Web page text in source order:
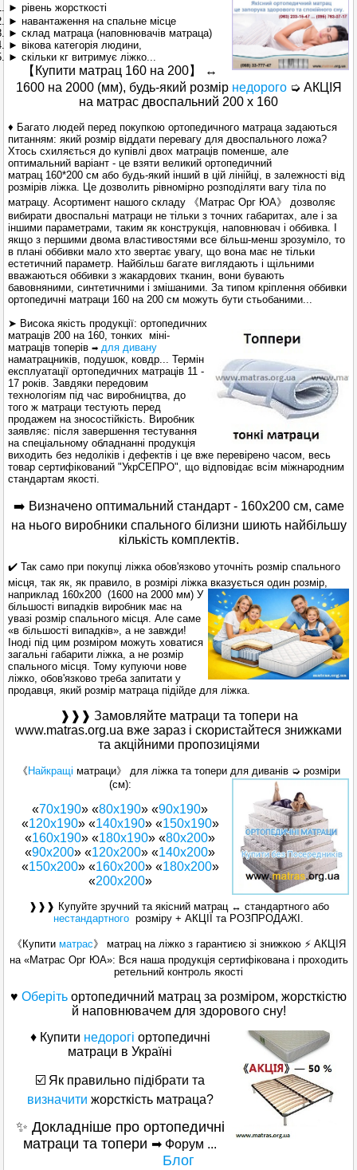
► рівень жорсткості
► навантаження на спальне місце
► склад матраца (наповнювачів матраца)
► вікова категорія людини,
► скільки кг витримує ліжко...
【 Купити матрац 160 на 200】
↔
1600 на 2000 (мм), будь-який розмір недорого➭ АКЦІЯ
на матрас двоспальний 200 х 160
♦ Багато людей перед покупкою ортопедичного матраца задаються
питанням: який розмір віддати перевагу для двоспального ложа?
Хтось схиляється до купівлі двох матраців поменше, але
оптимальний варіант - це взяти великий ортопедичний
матрац 160*200 см або будь-який інший в цій лінійці, в залежності від
розмірів ліжка. Це дозволить рівномірно розподіляти вагу тіла по
матрацу. Асортимент нашого складу
《 Матрас Орг ЮА》
дозволяє
вибирати двоспальні матраци не тільки з точних габаритах, але і за
іншими параметрами, таким як конструкція, наповнювач і оббивка. І
якщо з першими двома властивостями все більш-менш зрозуміло, то
в плані оббивки мало хто звертає увагу, що вона має не тільки
естетичний параметр. Найбільш багате виглядають і щільними
вважаються оббивки з жакардових тканин, вони бувають
бавовняними, синтетичними і змішаними. За типом кріплення оббивки
ортопедичні матраци 160 на 200 см можуть бути стьобаними...
➤ Висока якість продукції: ортопедичних
матраців 200 на 160, тонких міні-
матраців топерів➡ для дивану
наматрацників, подушок, ковдр... Термін
експлуатації ортопедичних матраців 11 -
17 років. Завдяки передовим
технологіям під час виробництва, до
того ж матраци тестують перед
продажем на зносостійкість.
Виробник
заявляє: після завершення тестування
на спеціальному обладнанні продукція
виходить без недоліків і дефектів і це вже перевірено часом, весь
товар сертифікований "УкрСЕПРО", що відповідає всім міжнародним
стандартам якості.
➡️ Визначено оптимальний стандарт - 160х200 см, саме
на нього виробники спального білизни шиють найбільшу
кількість комплектів.
✔️ Так само при покупці ліжка обов'язково уточніть розмір спального
місця, так як, як правило, в розмірі ліжка вказується один розмір,
наприклад 160х200 (1600 на 2000 мм) У
більшості випадків виробник має на
увазі розмір спального місця. Але саме
«в більшості випадків», а не завжди!
Іноді під цим розміром можуть ховатися
загальні габарити ліжка, а не розмір
спального місця. Тому купуючи нове
ліжко, обов'язково треба запитати у
продавця, який розмір матраца підійде для ліжка.
❱❱❱ Замовляйте матраци та топери на
www.matras.org.ua вже зараз і скористайтеся знижками
та акційними пропозиціями
《 Найкращі матраци》 для ліжка та топери для диванів ➭ розміри
(см):
«70х190» «80х190» «90х190»
«120x190» «140х190» «150x190»
«160x190» «180x190» «80x200»
«90x200» «120x200» «140x200»
«150x200» «160x200» «180х200»
«200x200»
❱❱❱ Купуйте зручний та якісний матрац ↔ стандартного або
нестандартного розміру + АКЦІЇ та РОЗПРОДАЖІ.
《Купити матрас》 матрац на ліжко з гарантиєю зі знижкою ⚡ АКЦІЯ
на «Матраc Орг ЮА»: Вся наша продукція сертифікована і проходить
ретельний контроль якості
♥ Оберіть ортопедичний матрац за розміром, жорсткістю
й наповнювачем для здорового сну!
♦ Купити недорогі ортопедичні
матраци в Україні
☑️ Як правильно підібрати та
визначити жорсткість матраца?
✨ Докладніше про ортопедичні
матраци та топери ➡ Форум ...
Блог